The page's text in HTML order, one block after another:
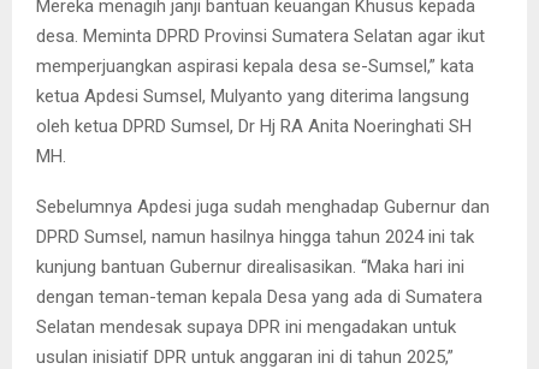
Mereka menagih janji bantuan keuangan Khusus kepada
desa. Meminta DPRD Provinsi Sumatera Selatan agar ikut
memperjuangkan aspirasi kepala desa se-Sumsel,” kata
ketua Apdesi Sumsel, Mulyanto yang diterima langsung
oleh ketua DPRD Sumsel, Dr Hj RA Anita Noeringhati SH
MH.
Sebelumnya Apdesi juga sudah menghadap Gubernur dan
DPRD Sumsel, namun hasilnya hingga tahun 2024 ini tak
kunjung bantuan Gubernur direalisasikan. “Maka hari ini
dengan teman-teman kepala Desa yang ada di Sumatera
Selatan mendesak supaya DPR ini mengadakan untuk
usulan inisiatif DPR untuk anggaran ini di tahun 2025,”